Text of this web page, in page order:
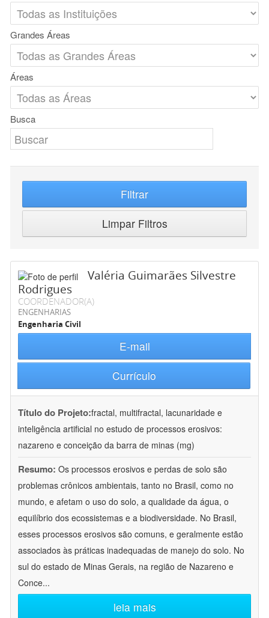
Grandes Áreas
Áreas
Busca
Filtrar
Limpar Filtros
Valéria Guimarães Silvestre
Rodrigues
COORDENADOR(A)
ENGENHARIAS
Engenharia Civil
E-mail
Currículo
Título do Projeto:fractal, multifractal, lacunaridade e
inteligência artificial no estudo de processos erosivos:
nazareno e conceição da barra de minas (mg)
Resumo: Os processos erosivos e perdas de solo são
problemas crônicos ambientais, tanto no Brasil, como no
mundo, e afetam o uso do solo, a qualidade da água, o
equilíbrio dos ecossistemas e a biodiversidade. No Brasil,
esses processos erosivos são comuns, e geralmente estão
associados às práticas inadequadas de manejo do solo. No
sul do estado de Minas Gerais, na região de Nazareno e
Conce...
leia mais